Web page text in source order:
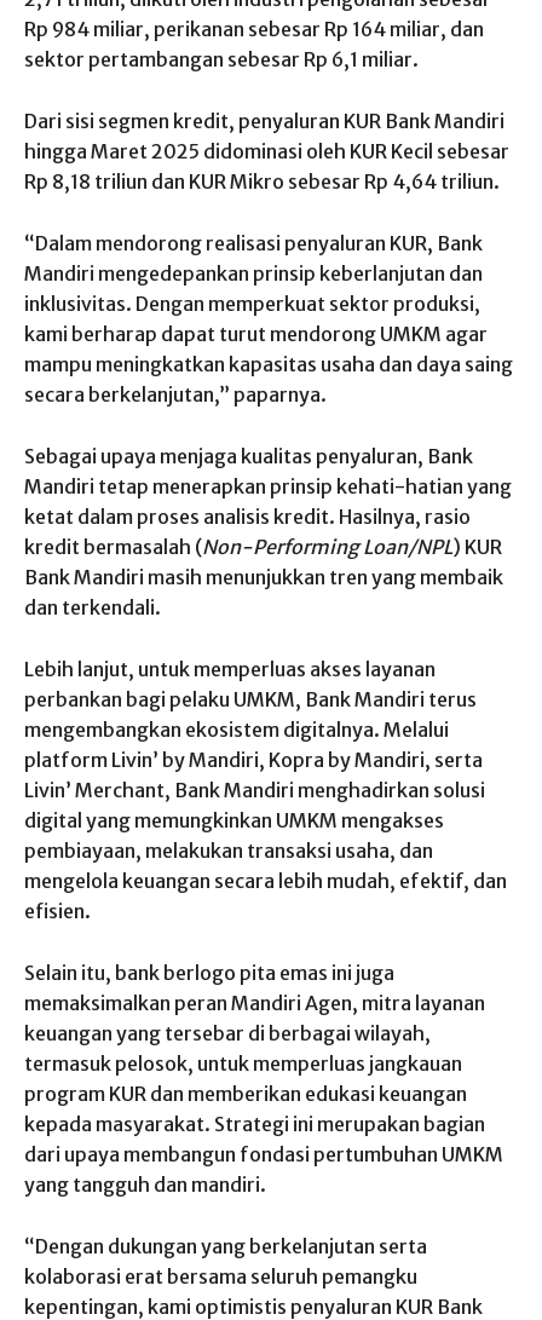
Rp 984 miliar, perikanan sebesar Rp 164 miliar, dan
sektor pertambangan sebesar Rp 6,1 miliar.
Dari sisi segmen kredit, penyaluran KUR Bank Mandiri
hingga Maret 2025 didominasi oleh KUR Kecil sebesar
Rp 8,18 triliun dan KUR Mikro sebesar Rp 4,64 triliun.
“Dalam mendorong realisasi penyaluran KUR, Bank
Mandiri mengedepankan prinsip keberlanjutan dan
inklusivitas. Dengan memperkuat sektor produksi,
kami berharap dapat turut mendorong UMKM agar
mampu meningkatkan kapasitas usaha dan daya saing
secara berkelanjutan,” paparnya.
Sebagai upaya menjaga kualitas penyaluran, Bank
Mandiri tetap menerapkan prinsip kehati-hatian yang
ketat dalam proses analisis kredit. Hasilnya, rasio
kredit bermasalah (Non-Performing Loan/NPL) KUR
Bank Mandiri masih menunjukkan tren yang membaik
dan terkendali.
Lebih lanjut, untuk memperluas akses layanan
perbankan bagi pelaku UMKM, Bank Mandiri terus
mengembangkan ekosistem digitalnya. Melalui
platform Livin’ by Mandiri, Kopra by Mandiri, serta
Livin’ Merchant, Bank Mandiri menghadirkan solusi
digital yang memungkinkan UMKM mengakses
pembiayaan, melakukan transaksi usaha, dan
mengelola keuangan secara lebih mudah, efektif, dan
efisien.
Selain itu, bank berlogo pita emas ini juga
memaksimalkan peran Mandiri Agen, mitra layanan
keuangan yang tersebar di berbagai wilayah,
termasuk pelosok, untuk memperluas jangkauan
program KUR dan memberikan edukasi keuangan
kepada masyarakat. Strategi ini merupakan bagian
dari upaya membangun fondasi pertumbuhan UMKM
yang tangguh dan mandiri.
“Dengan dukungan yang berkelanjutan serta
kolaborasi erat bersama seluruh pemangku
kepentingan, kami optimistis penyaluran KUR Bank